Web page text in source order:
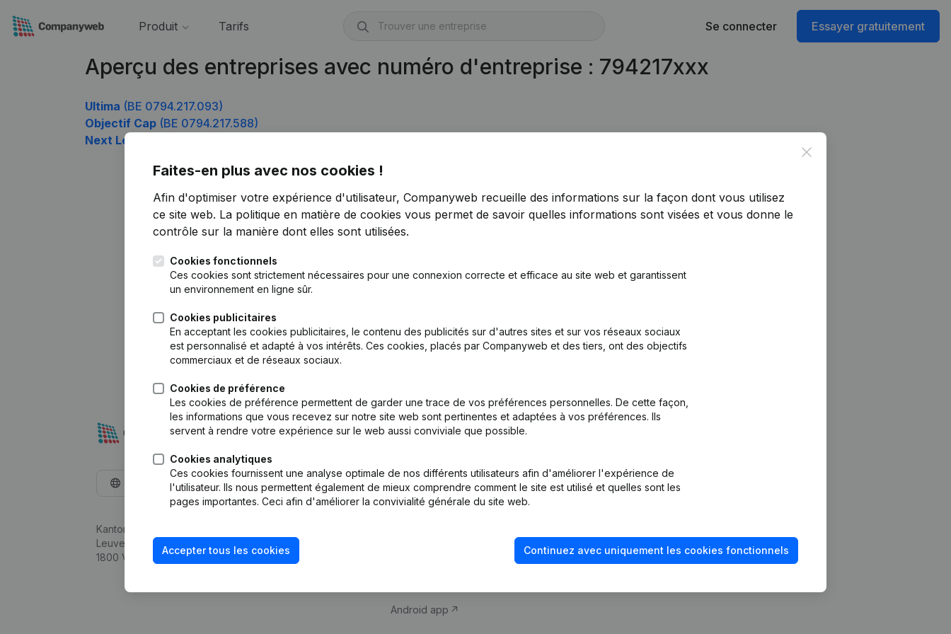
Produit Tarifs Se connecter Essayer gratuitement
Aperçu des entreprises avec numéro d'entreprise : 794217xxx
Ultima (BE 0794.217.093)
Objectif Cap (BE 0794.217.588)
Next Level Mgmt
Close
Faites-en plus avec nos cookies !
Afin d'optimiser votre expérience d'utilisateur, Companyweb recueille des informations sur la façon dont vous utilisez
ce site web. La politique en matière de cookies vous permet de savoir quelles informations sont visées et vous donne le
contrôle sur la manière dont elles sont utilisées.
Cookies fonctionnels
Ces cookies sont strictement nécessaires pour une connexion correcte et efficace au site web et garantissent
un environnement en ligne sûr.
Cookies publicitaires
En acceptant les cookies publicitaires, le contenu des publicités sur d'autres sites et sur vos réseaux sociaux
est personnalisé et adapté à vos intérêts. Ces cookies, placés par Companyweb et des tiers, ont des objectifs
commerciaux et de réseaux sociaux.
Cookies de préférence
Les cookies de préférence permettent de garder une trace de vos préférences personnelles. De cette façon,
les informations que vous recevez sur notre site web sont pertinentes et adaptées à vos préférences. Ils
servent à rendre votre expérience sur le web aussi conviviale que possible.
Cookies analytiques
Ces cookies fournissent une analyse optimale de nos différents utilisateurs afin d'améliorer l'expérience de
l'utilisateur. Ils nous permettent également de mieux comprendre comment le site est utilisé et quelles sont les
pages importantes. Ceci afin d'améliorer la convivialité générale du site web.
Accepter tous les cookies Continuez avec uniquement les cookies fonctionnels
Français
Kantorenpark Everest
Leuvensesteenweg 248D,
1800 Vilvoorde
Produit
d’entreprise
Monitoring
Android app
fraude
Consulter des comptes annuels
Vérification de la solvabilité